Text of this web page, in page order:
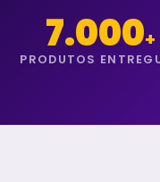
7.000+
PRODUTOS